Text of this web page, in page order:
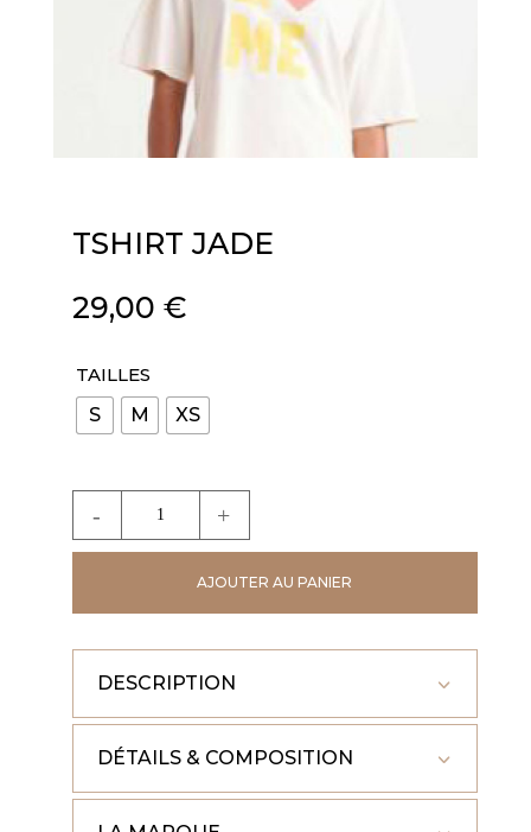
TSHIRT JADE
29,00 €
TAILLES
S
M XS
quantité
TSHIRT
AJOUTER AU PANIER
DESCRIPTION
DÉTAILS & COMPOSITION